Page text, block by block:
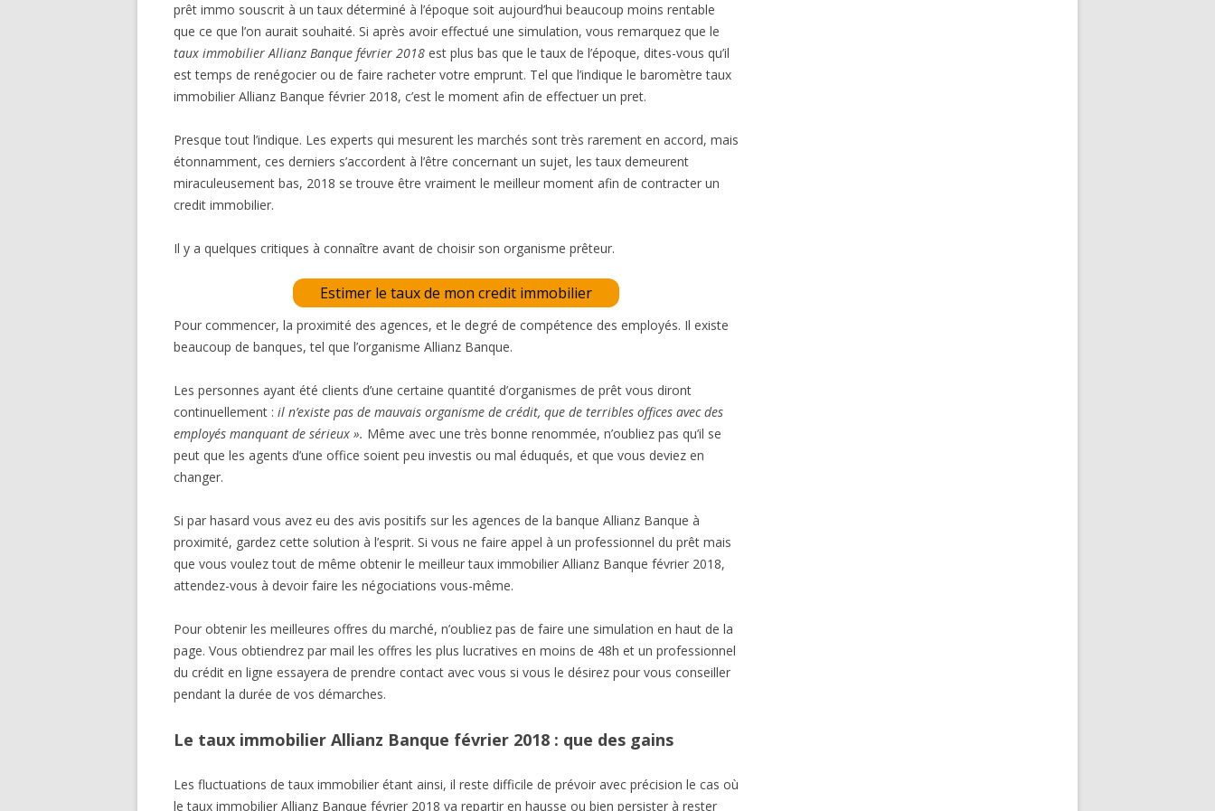
prêt immo souscrit à un taux déterminé à l’époque soit aujourd’hui beaucoup moins rentable
que ce que l’on aurait souhaité. Si après avoir effectué une simulation, vous remarquez que le
taux immobilier Allianz Banque février 2018 est plus bas que le taux de l’époque, dites-vous qu’il
est temps de renégocier ou de faire racheter votre emprunt. Tel que l’indique le baromètre taux
immobilier Allianz Banque février 2018, c’est le moment afin de effectuer un pret.
Presque tout l’indique. Les experts qui mesurent les marchés sont très rarement en accord, mais
étonnamment, ces derniers s’accordent à l’être concernant un sujet, les taux demeurent
miraculeusement bas, 2018 se trouve être vraiment le meilleur moment afin de contracter un
credit immobilier.
Il y a quelques critiques à connaître avant de choisir son organisme prêteur.
Estimer le taux de mon credit immobilier
Pour commencer, la proximité des agences, et le degré de compétence des employés. Il existe
beaucoup de banques, tel que l’organisme Allianz Banque.
Les personnes ayant été clients d’une certaine quantité d’organismes de prêt vous diront
continuellement : il n’existe pas de mauvais organisme de crédit, que de terribles offices avec des
employés manquant de sérieux ». Même avec une très bonne renommée, n’oubliez pas qu’il se
peut que les agents d’une office soient peu investis ou mal éduqués, et que vous deviez en
changer.
Si par hasard vous avez eu des avis positifs sur les agences de la banque Allianz Banque à
proximité, gardez cette solution à l’esprit. Si vous ne faire appel à un professionnel du prêt mais
que vous voulez tout de même obtenir le meilleur taux immobilier Allianz Banque février 2018,
attendez-vous à devoir faire les négociations vous-même.
Pour obtenir les meilleures offres du marché, n’oubliez pas de faire une simulation en haut de la
page. Vous obtiendrez par mail les offres les plus lucratives en moins de 48h et un professionnel
du crédit en ligne essayera de prendre contact avec vous si vous le désirez pour vous conseiller
pendant la durée de vos démarches.
Le taux immobilier Allianz Banque février 2018 : que des gains
Les fluctuations de taux immobilier étant ainsi, il reste difficile de prévoir avec précision le cas où
le taux immobilier Allianz Banque février 2018 va repartir en hausse ou bien persister à rester